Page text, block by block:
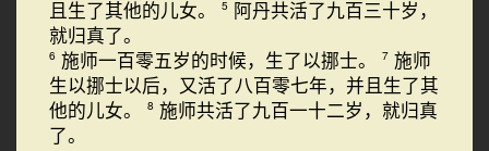
且生了其他的儿女。
5 阿丹共活了九百三十岁，
就归真了。
6 施师一百零五岁的时候，生了以挪士。 7 施师
生以挪士以后，又活了八百零七年，并且生了其
他的儿女。
8 施师共活了九百一十二岁，就归真
了。